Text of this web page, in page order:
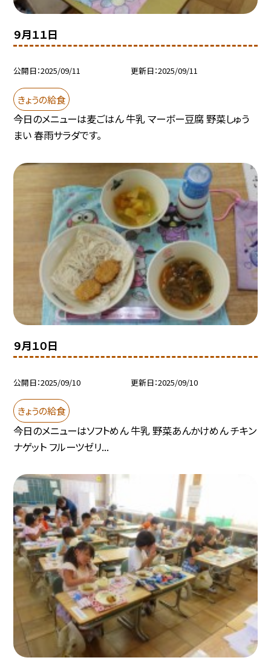
９月１１日
公開日 2025/09/11 更新日 2025/09/11
きょうの給食
今日のメニューは麦ごはん 牛乳 マーボー豆腐 野菜しゅう
まい 春雨サラダです。
９月１０日
公開日 2025/09/10 更新日 2025/09/10
きょうの給食
今日のメニューはソフトめん 牛乳 野菜あんかけめん チキン
ナゲット フルーツゼリ...